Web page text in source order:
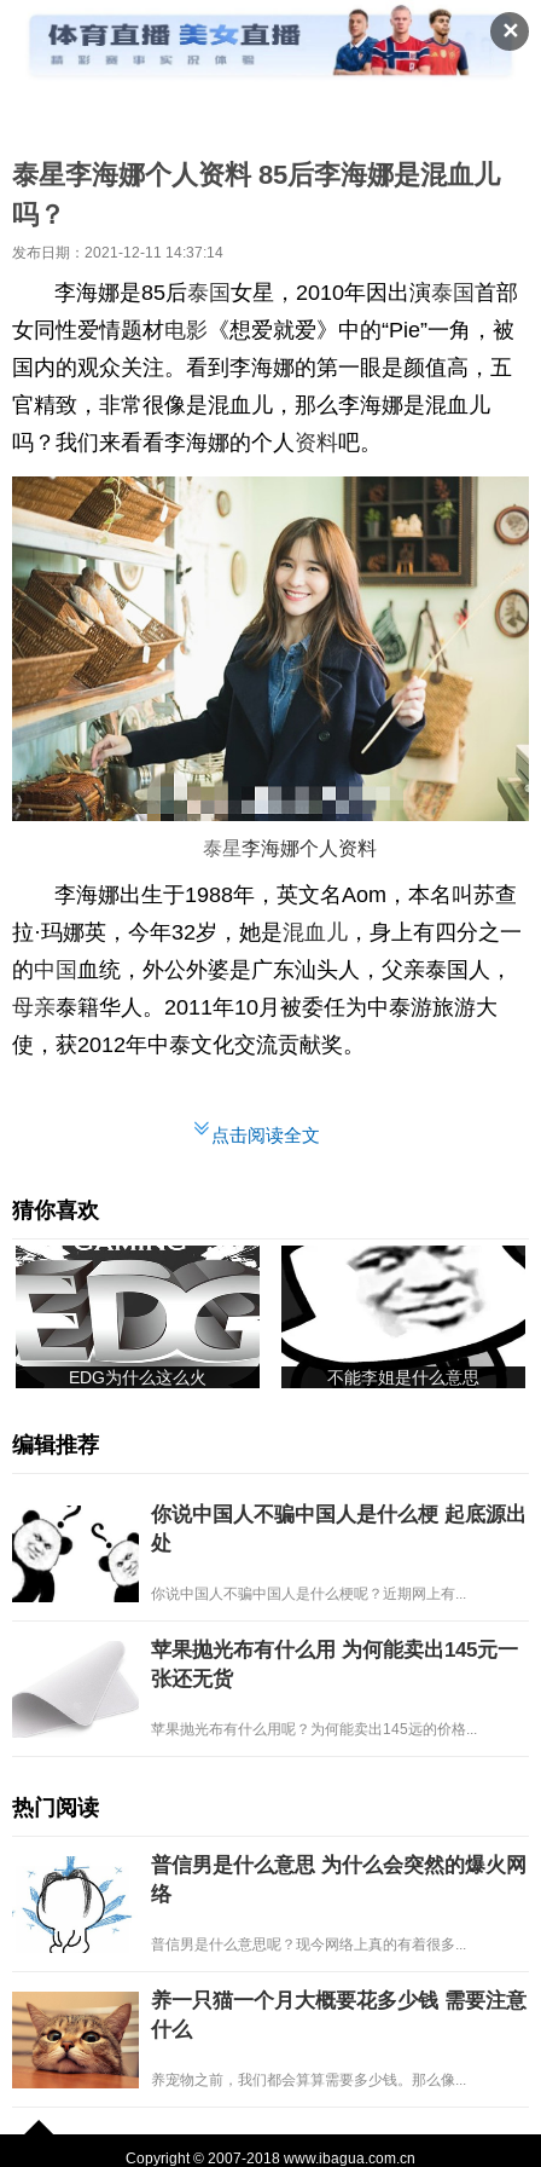
✕
泰星李海娜个人资料 85后李海娜是混血儿
吗？
发布日期：2021-12-11 14:37:14
李海娜是85后泰国女星，2010年因出演泰国首部
女同性爱情题材电影 《想爱就爱》中的“Pie”一角，被
国内的观众关注。看到李海娜的第一眼是颜值高，五
官精致，非常很像是混血儿，那么李海娜是混血儿
吗？我们来看看李海娜的个人 资料吧。
泰星李海娜个人资料
李海娜出生于1988年，英文名Aom，本名叫苏查
拉·玛娜英，今年32岁，她是混血儿 ，身上有四分之一
的中国 血统，外公外婆是广东汕头人，父亲泰国人，
母亲泰籍华人。2011年10月被委任为中泰游旅游大
使，获2012年中泰文化交流贡献奖。
点击阅读全文
猜你喜欢
EDG为什么这么火 不能李姐是什么意思
编辑推荐
你说中国人不骗中国人是什么梗 起底源出
处
你说中国人不骗中国人是什么梗呢？近期网上有...
苹果抛光布有什么用 为何能卖出145元一
张还无货
苹果抛光布有什么用呢？为何能卖出145远的价格...
热门阅读
普信男是什么意思 为什么会突然的爆火网
络
普信男是什么意思呢？现今网络上真的有着很多...
养一只猫一个月大概要花多少钱 需要注意
什么
养宠物之前，我们都会算算需要多少钱。那么像...
Copyright © 2007-2018 www.ibagua.com.cn